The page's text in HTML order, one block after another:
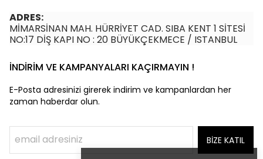
ADRES:
MİMARSİNAN MAH. HÜRRİYET CAD. SIBA KENT 1 SİTESİ
NO:17 DİŞ KAPI NO : 20 BÜYÜKÇEKMECE / ISTANBUL
İNDİRİM VE KAMPANYALARI KAÇIRMAYIN !
E-Posta adresinizi girerek indirim ve kampanlardan her
zaman haberdar olun.
BİZE KATIL